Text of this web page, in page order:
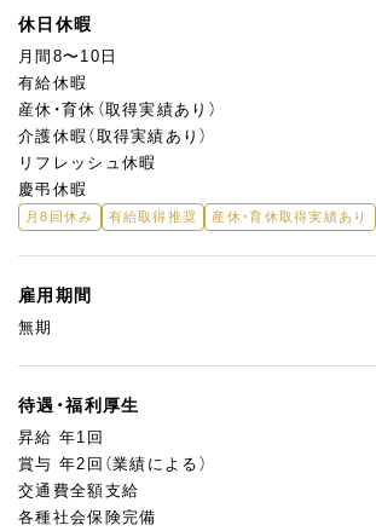
休日休暇
月間8〜10日
有給休暇
産休・育休（取得実績あり）
介護休暇（取得実績あり）
リフレッシュ休暇
慶弔休暇
月8回休み 有給取得推奨 産休・育休取得実績あり
雇用期間
無期
待遇・福利厚生
昇給 年1回
賞与 年2回（業績による）
交通費全額支給
各種社会保険完備